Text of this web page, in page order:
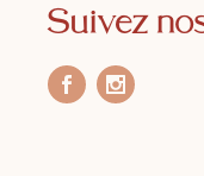
Suivez